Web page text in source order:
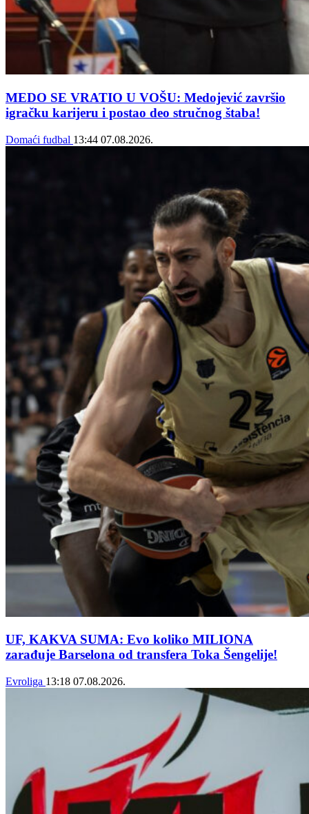
MEDO SE VRATIO U VOŠU: Medojević završio
igračku karijeru i postao deo stručnog štaba!
Domaći fudbal 13:44 07.08.2026.
UF, KAKVA SUMA: Evo koliko MILIONA
zarađuje Barselona od transfera Toka Šengelije!
Evroliga 13:18 07.08.2026.